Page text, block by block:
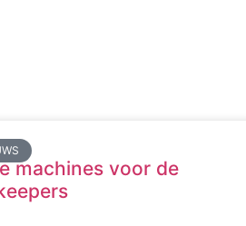
machines voor de